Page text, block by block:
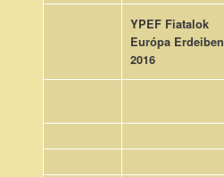
YPEF Fiatalok
Európa Erdeiben
2016